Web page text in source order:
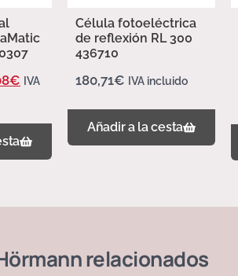
€ IVA
Célula fotoeléctrica
de reflexión RL 300
436710
180,71€ IVA incluido
Añadir a la cesta
relacionados